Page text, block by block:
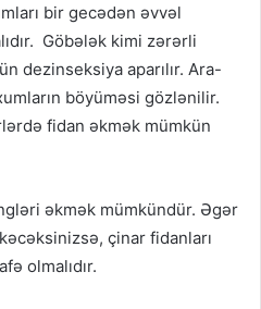
bir gecədən əvvəl
Göbələk kimi zərərli
dezinseksiya aparılır. Ara-
böyüməsi gözlənilir.
fidan əkmək mümkün
əkmək mümkündür. Əgər
çinar fidanları
olmalıdır.